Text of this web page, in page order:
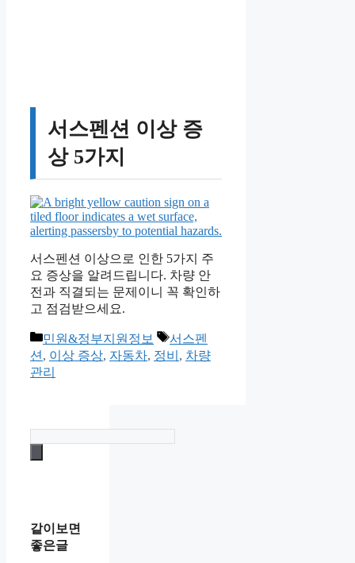
서스펜션 이상 증
상 5가지
서스펜션 이상으로 인한 5가지 주
요 증상을 알려드립니다. 차량 안
전과 직결되는 문제이니 꼭 확인하
고 점검받으세요.
카
테
고
민원&정부지원정보
태
그
서스펜
션 , 이상 증상, 자동차, 정비 , 차량
관리
같이보면
좋은글